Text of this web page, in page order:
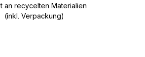
an recycelten Materialien
(inkl. Verpackung)